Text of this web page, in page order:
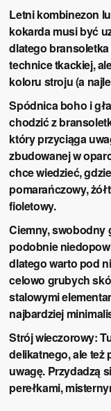
Letni kombinezon
kokarda musi być
dlatego
technice tkackiej,
koloru stroju (a
Spódnica boho i
chodzić z
który przyciąga
zbudowanej w
chce wiedzieć,
pomarańczowy,
fioletowy.
Ciemny, swobodny
podobnie
dlatego warto pod
celowo grubych
stalowymi
najbardziej
Strój wieczorowy:
delikatnego, ale też
uwagę. Przydadzą
perełkami,